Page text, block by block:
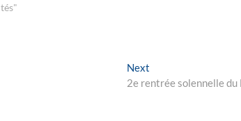
Next
post:
2e rentrée solennelle du